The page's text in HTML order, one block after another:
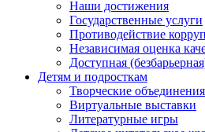
Наши достижения
Государственные услуги
Противодействие
Независимая оценка
Доступная
Детям и подросткам
Творческие объединения
Виртуальные выставки
Литературные игры